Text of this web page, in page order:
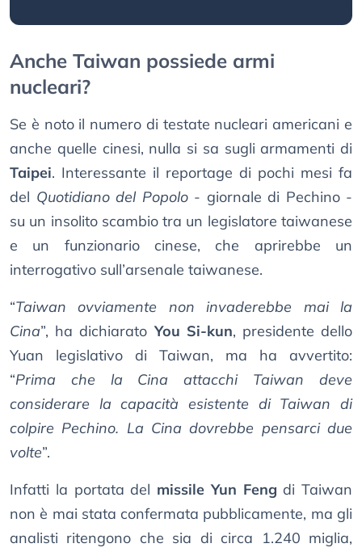
Anche Taiwan possiede armi
nucleari?
Se è noto il numero di testate nucleari americani e
anche quelle cinesi, nulla si sa sugli armamenti di
Taipei. Interessante il reportage di pochi mesi fa
del Quotidiano del Popolo- giornale di Pechino -
su un insolito scambio tra un legislatore taiwanese
e un funzionario cinese, che aprirebbe un
interrogativo sull’arsenale taiwanese.
“Taiwan ovviamente non invaderebbe mai la
Cina”, ha dichiaratoYou Si-kun, presidente dello
Yuan legislativo di Taiwan, ma ha avvertito:
“Prima che la Cina attacchi Taiwan deve
considerare la capacità esistente di Taiwan di
colpire Pechino. La Cina dovrebbe pensarci due
volte”.
Infatti la portata del missile Yun Feng di Taiwan
non è mai stata confermata pubblicamente, ma gli
analisti ritengono che sia di circa 1.240 miglia,